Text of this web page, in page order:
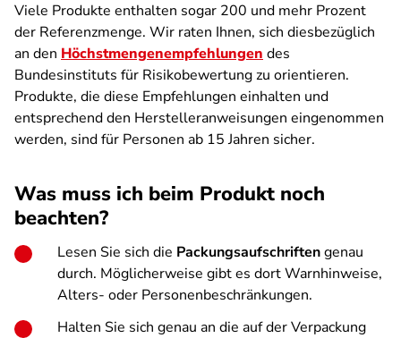
Viele Produkte enthalten sogar 200 und mehr Prozent
der Referenzmenge. Wir raten Ihnen, sich diesbezüglich
an den Höchstmengenempfehlungen des
Bundesinstituts für Risikobewertung zu orientieren.
Produkte, die diese Empfehlungen einhalten und
entsprechend den Herstelleranweisungen eingenommen
werden, sind für Personen ab 15 Jahren sicher.
Was muss ich beim Produkt noch
beachten?
Lesen Sie sich die Packungsaufschriftengenau
durch. Möglicherweise gibt es dort Warnhinweise,
Alters- oder Personenbeschränkungen.
Halten Sie sich genau an die auf der Verpackung